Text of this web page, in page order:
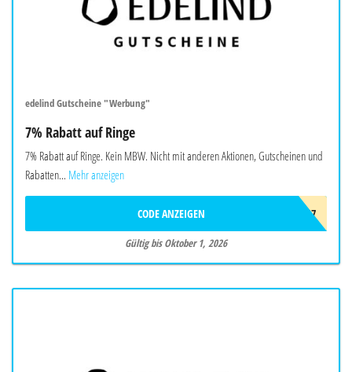
edelind Gutscheine "Werbung"
7% Rabatt auf Ringe
7% Rabatt auf Ringe. Kein MBW. Nicht mit anderen Aktionen, Gutscheinen und
Rabatten... Mehr anzeigen
RING7
CODE ANZEIGEN
Gültig bis Oktober 1, 2026